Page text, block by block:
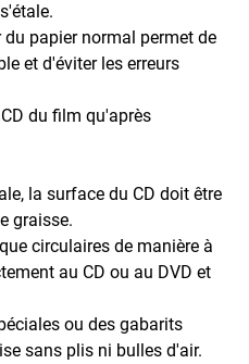
papier normal permet de
et d'éviter les erreurs
du film qu'après
la surface du CD doit être
graisse.
circulaires de manière à
au CD ou au DVD et
ou des gabarits
sans plis ni bulles d'air.